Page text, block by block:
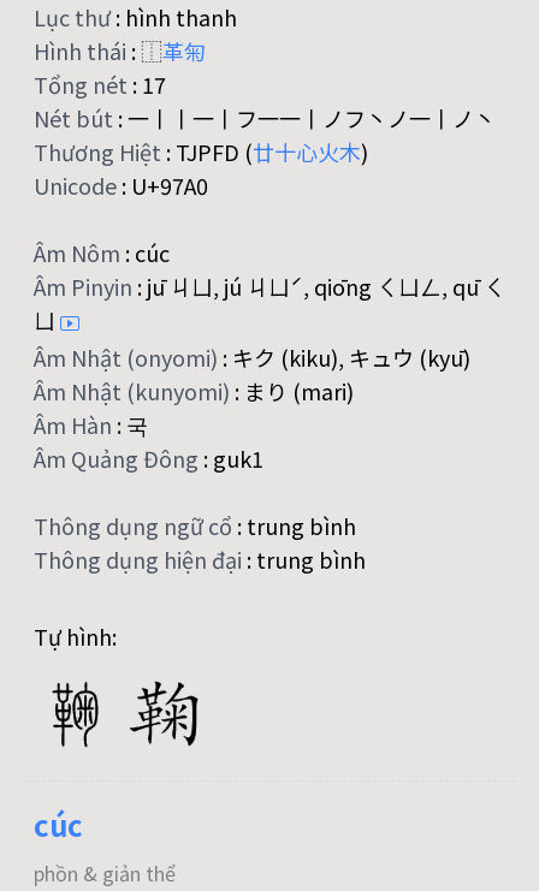
Lục thư: hình thanh
Hình thái :⿰革匊
Tổng nét :17
Nét bút :一丨丨一丨フ一一丨ノフ丶ノ一丨ノ丶
Thương Hiệt :TJPFD (廿十心火木)
Unicode: U+97A0
Âm Nôm :cúc
Âm Pinyin :jū ㄐㄩ, jú ㄐㄩˊ, qiōng ㄑㄩㄥ, qū ㄑ
ㄩ
Âm Nhật (onyomi) : キク (kiku), キュウ (kyū)
Âm Nhật (kunyomi) : まり (mari)
Âm Hàn :국
Âm Quảng Đông :guk1
Thông dụng ngữ cổ :trung bình
Thông dụng hiện đại :trung bình
Tự hình:
cúc
phồn & giản thể